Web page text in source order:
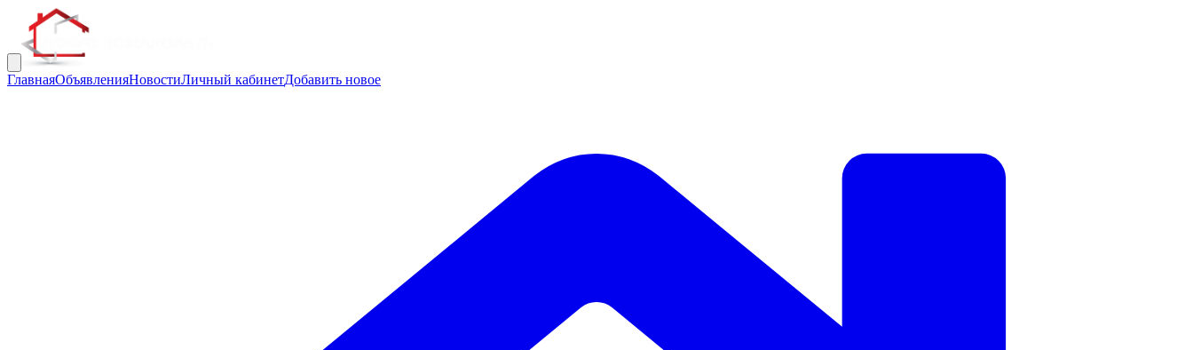
ГлавнаяОбъявленияНовостиЛичный кабинетДобавить новое